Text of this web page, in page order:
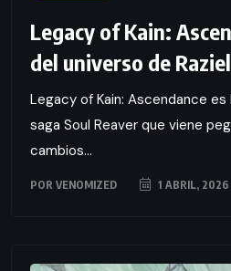
Legacy of Kain:
del universo de Raziel
Legacy of Kain: Ascendance
saga Soul Reaver que viene
cambios...
POR VENOMIZED 1 ABRIL, 2026